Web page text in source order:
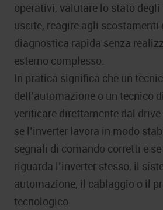
operativi, valutare lo stato degli
uscite, reagire agli scostamenti
diagnostica rapida senza
esterno complesso.
In pratica significa che un
dell’automazione o un tecnico
verificare direttamente dal drive
se l’inverter lavora in modo
segnali di comando corretti e
riguarda l’inverter stesso, il
automazione, il cablaggio o il
tecnologico.